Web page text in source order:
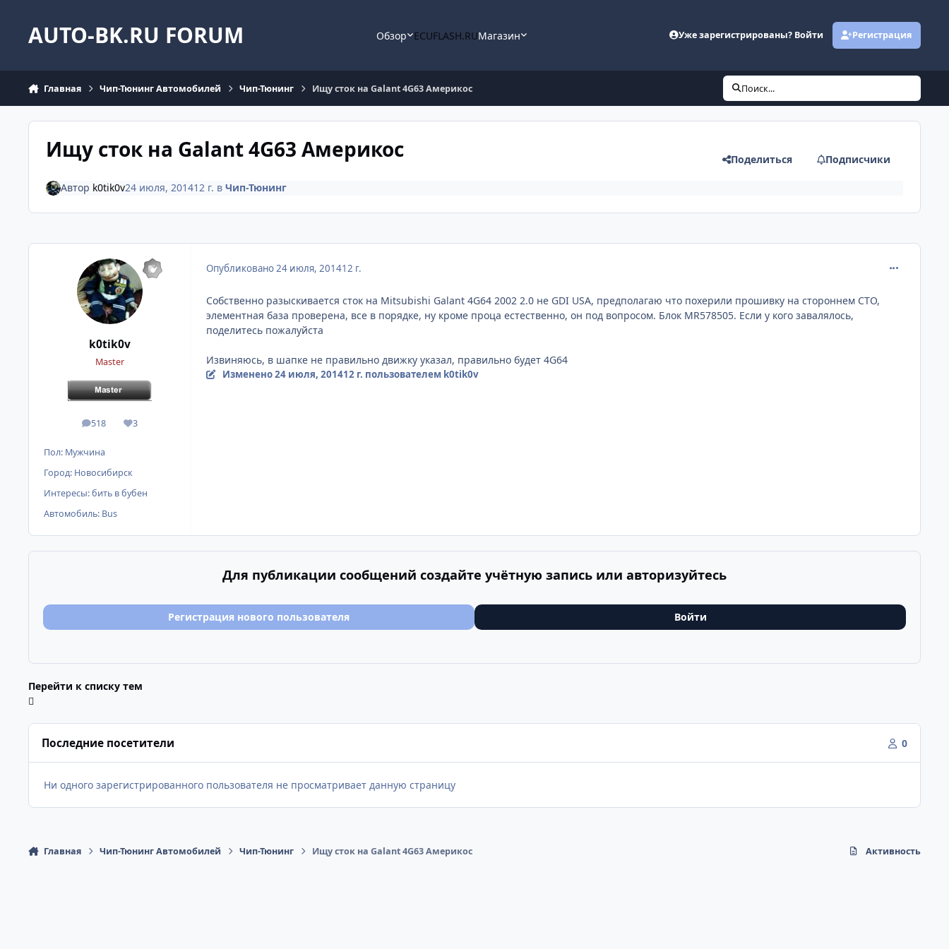
AUTO-BK.RU FORUM Обзор ECUFLASH.RUМагазин Уже зарегистрированы? Войти Регистрация
Главная Чип-Тюнинг Автомобилей Чип-Тюнинг Ищу сток на Galant 4G63 Америкос Поиск...
Ищу сток на Galant 4G63 Америкос Поделиться Подписчики
Автор k0tik0v24 июля, 201412 г. в Чип-Тюнинг
k0tik0v
Master
518
сообщения
3
Репутация
Пол: Мужчина
Город: Новосибирск
Интересы:бить в бубен
Автомобиль: Bus
Опубликовано 24 июля, 201412 г.
Собственно разыскивается сток на Mitsubishi Galant 4G64 2002 2.0 не GDI USA, предполагаю что похерили прошивку на стороннем СТО,
элементная база проверена, все в порядке, ну кроме проца естественно, он под вопросом. Блок MR578505. Если у кого завалялось,
поделитесь пожалуйста
Извиняюсь, в шапке не правильно движку указал, правильно будет 4G64
Изменено24 июля, 201412 г. пользователем k0tik0v
Для публикации сообщений создайте учётную запись или авторизуйтесь
Регистрация нового пользователя Войти
Перейти к списку тем
Последние посетители 0
Ни одного зарегистрированного пользователя не просматривает данную страницу
Главная Чип-Тюнинг Автомобилей Чип-Тюнинг Ищу сток на Galant 4G63 Америкос Активность